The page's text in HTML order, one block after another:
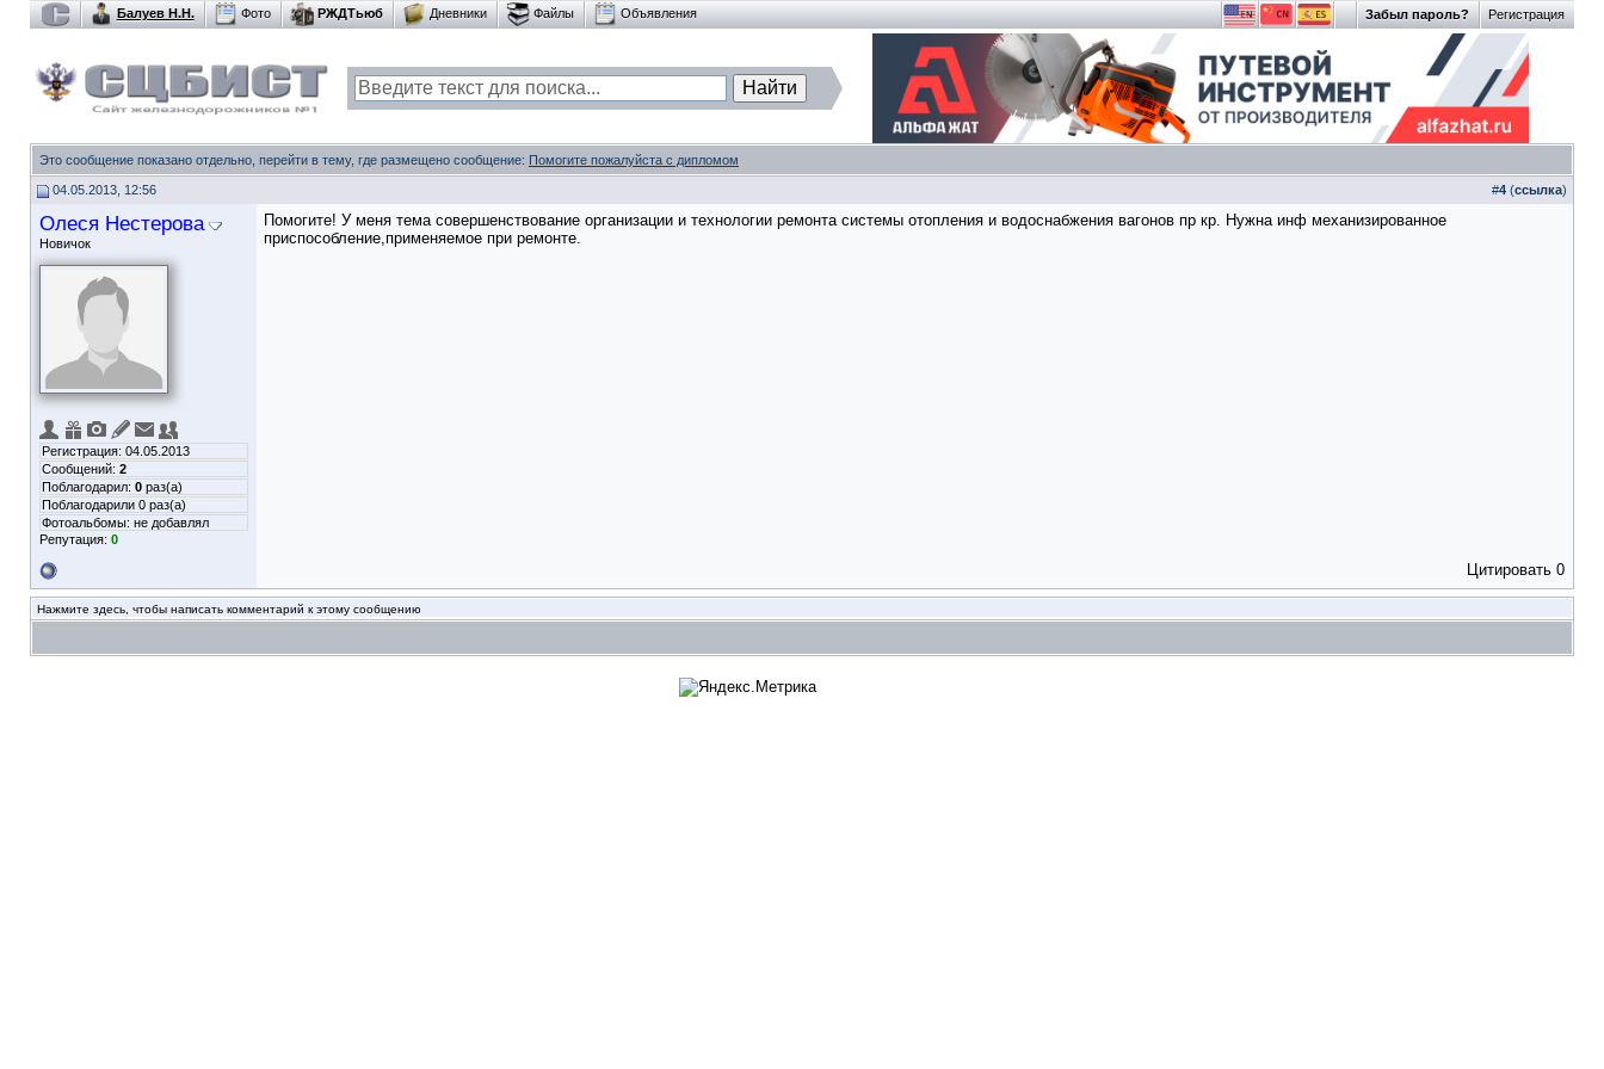
Регистрация
Забыл пароль?
Балуев Н.Н. Фото РЖДТьюб Дневники Файлы Объявления
Это сообщение показано отдельно, перейти в тему, где размещено сообщение: Помогите пожалуйста с дипломом
04.05.2013, 12:56 #4 (ссылка)
Олеся Нестерова
Новичок
Регистрация: 04.05.2013
Сообщений: 2
Поблагодарил: 0 раз(а)
Поблагодарили 0 раз(а)
Фотоальбомы: не добавлял
Репутация: 0
Помогите! У меня тема совершенствование организации и технологии ремонта системы отопления и водоснабжения вагонов пр кр. Нужна инф механизированное
приспособление,применяемое при ремонте.
Цитировать 0
Нажмите здесь, чтобы написать комментарий к этому сообщению